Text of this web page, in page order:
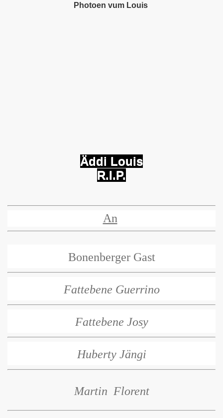
Photoen vum Louis
Äddi Louis
R.I.P.
An
Bonenberger Gast
Fattebene Guerrino
Fattebene Josy
Huberty Jängi
Martin Florent